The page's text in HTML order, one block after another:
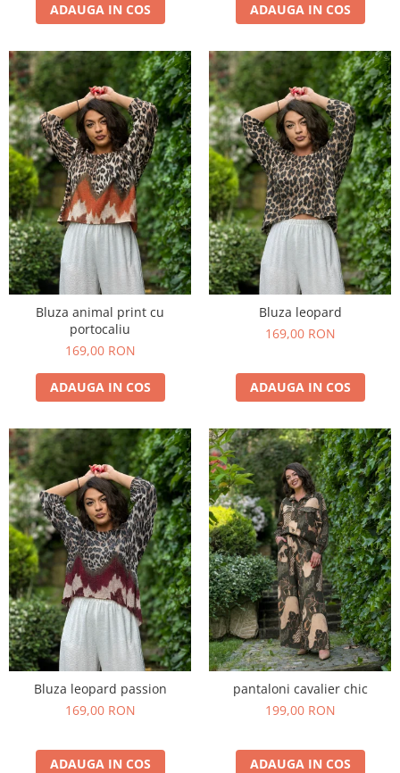
ADAUGA IN COS ADAUGA IN COS
Bluza animal print cu
portocaliu
169,00 RON
ADAUGA IN COS
Bluza leopard
169,00 RON
ADAUGA IN COS
Bluza leopard passion
169,00 RON
ADAUGA IN COS
pantaloni cavalier chic
199,00 RON
ADAUGA IN COS